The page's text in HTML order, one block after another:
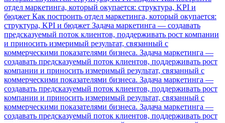
отдел маркетинга, который окупается: структура, KPI и
бюджет Как построить отдел маркетинга, который окупается:
структура, KPI и бюджет Задача маркетинга — создавать
предсказуемый поток клиентов, поддерживать рост компании
и приносить измеримый результат, связанный с
коммерческими показателями бизнеса. Задача маркетинга —
создавать предсказуемый поток клиентов, поддерживать рост
компании и приносить измеримый результат, связанный с
коммерческими показателями бизнеса. Задача маркетинга —
создавать предсказуемый поток клиентов, поддерживать рост
компании и приносить измеримый результат, связанный с
коммерческими показателями бизнеса. Задача маркетинга —
создавать предсказуемый поток клиентов, поддерживать рост